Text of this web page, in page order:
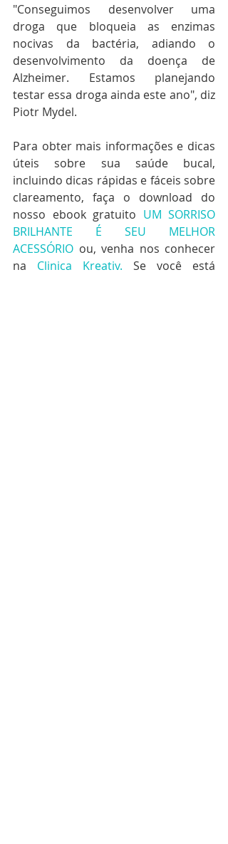
"Conseguimos desenvolver uma
droga que bloqueia as enzimas
nocivas da bactéria, adiando o
desenvolvimento da doença de
Alzheimer. Estamos planejando
testar essa droga ainda este ano", diz
Piotr Mydel.
Para obter mais informações e dicas
úteis sobre sua saúde bucal,
incluindo dicas rápidas e fáceis sobre
clareamento, faça o download do
nosso ebook gratuito UM SORRISO
BRILHANTE É SEU MELHOR
ACESSÓRIO ou, venha nos conhecer
na Clinica Kreativ. Se você está